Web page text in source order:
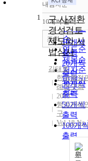
정확도
순
인기도
순
연도순
제목순
저자순
발행기
관순
내림차순
내림차
10개씩 출력
10개씩
출력
20개씩
출력
30개씩
출력
50개씩
출력
100개
출력
조회
1
구 사전환
경성검토
제도와 사
법심사
김태호
한국행정
례연구회
2013
행정판례
구
Vol.18
원